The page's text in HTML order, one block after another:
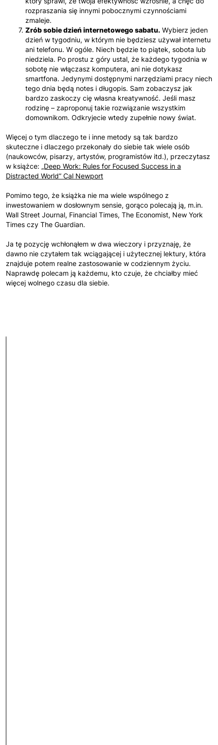
rozpraszania się innymi pobocznymi czynnościami
zmaleje.
Zrób sobie dzień internetowego sabatu. Wybierz jeden
dzień w tygodniu, w którym nie będziesz używał internetu
ani telefonu. W ogóle. Niech będzie to piątek, sobota lub
niedziela. Po prostu z góry ustal, że każdego tygodnia w
sobotę nie włączasz komputera, ani nie dotykasz
smartfona. Jedynymi dostępnymi narzędziami pracy niech
tego dnia będą notes i długopis. Sam zobaczysz jak
bardzo zaskoczy cię własna kreatywność. Jeśli masz
rodzinę – zaproponuj takie rozwiązanie wszystkim
domownikom. Odkryjecie wtedy zupełnie nowy świat.
Więcej o tym dlaczego te i inne metody są tak bardzo
skuteczne i dlaczego przekonały do siebie tak wiele osób
(naukowców, pisarzy, artystów, programistów itd.), przeczytasz
w książce: „Deep Work: Rules for Focused Success in a
Distracted World” Cal Newport
Pomimo tego, że książka nie ma wiele wspólnego z
inwestowaniem w dosłownym sensie, gorąco polecają ją, m.in.
Wall Street Journal, Financial Times, The Economist, New York
Times czy The Guardian.
Ja tę pozycję wchłonąłem w dwa wieczory i przyznaję, że
dawno nie czytałem tak wciągającej i użytecznej lektury, która
znajduje potem realne zastosowanie w codziennym życiu.
Naprawdę polecam ją każdemu, kto czuje, że chciałby mieć
więcej wolnego czasu dla siebie.